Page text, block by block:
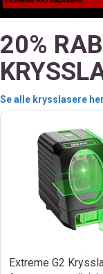
20%
Se alle krysslasere her
Extreme G2